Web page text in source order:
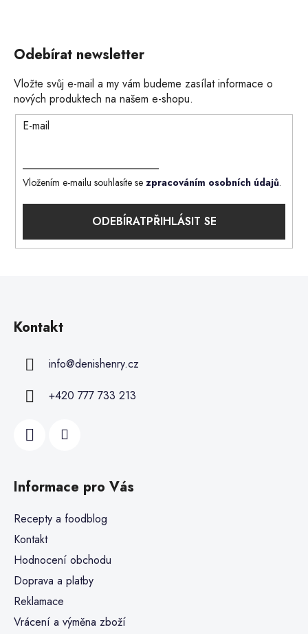
Odebírat newsletter
Vložte svůj e-mail a my vám budeme zasílat informace o
nových produktech na našem e-shopu.
E-mail
Vložením e-mailu souhlasíte se zpracováním osobních údajů.
PŘIHLÁSIT SE
Kontakt
info@denishenry.cz
+420 777 733 213
Informace pro Vás
Recepty a foodblog
Kontakt
Hodnocení obchodu
Doprava a platby
Reklamace
Vrácení a výměna zboží